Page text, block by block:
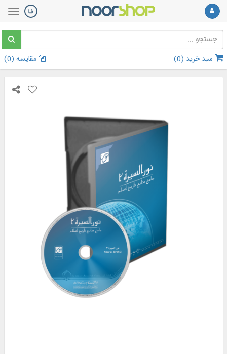
سبد خرید (0
) مقایسه (0
)